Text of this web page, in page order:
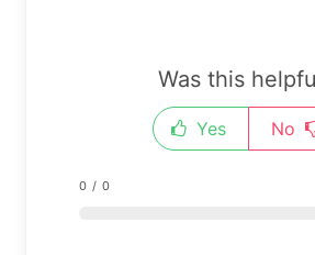
Was this
Yes No
0 / 0